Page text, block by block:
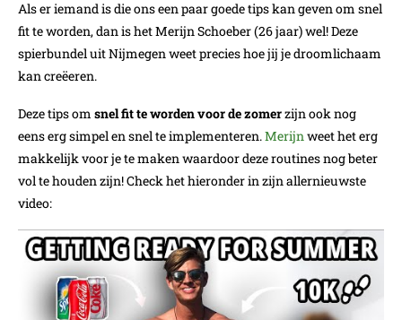
Als er iemand is die ons een paar goede tips kan geven om snel
fit te worden, dan is het Merijn Schoeber (26 jaar) wel! Deze
spierbundel uit Nijmegen weet precies hoe jij je droomlichaam
kan creëeren.
Deze tips om snel fit te worden voor de zomerzijn ook nog
eens erg simpel en snel te implementeren.Merijnweet het erg
makkelijk voor je te maken waardoor deze routines nog beter
vol te houden zijn! Check het hieronder in zijn allernieuwste
video: